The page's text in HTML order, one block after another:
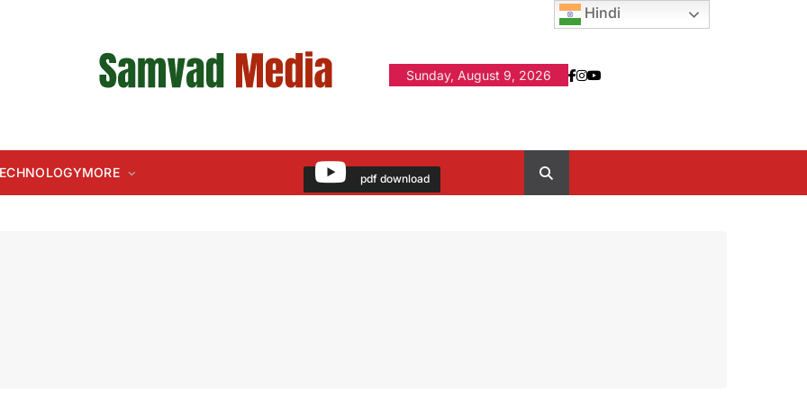
Sunday, August 9, 2026
MORE pdf download
Hindi